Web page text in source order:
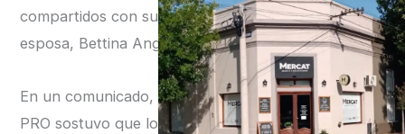
compartidos con su
esposa, Bettina Angeletti.
En un comunicado, el
PRO sostuvo que los